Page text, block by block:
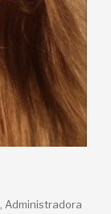
, Administradora